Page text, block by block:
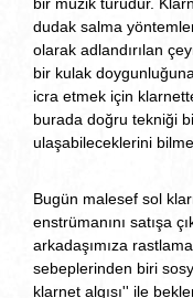
dudak salma
olarak adlandırılan
bir kulak
icra etmek için
burada doğru tekniği
ulaşabileceklerini
Bugün malesef sol
enstrümanını satışa
arkadaşımıza
sebeplerinden biri
klarnet algısı'' ile